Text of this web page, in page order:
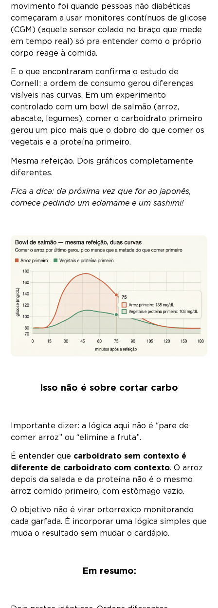
movimento foi quando pessoas não diabéticas
começaram a usar monitores contínuos de glicose
(CGM) (aquele sensor colado no braço que mede
em tempo real) só pra entender como o próprio
corpo reage à comida.
E o que encontraram confirma o estudo de
Cornell: a ordem de consumo gerou diferenças
visíveis nas curvas. Em um experimento
controlado com um bowl de salmão (arroz,
abacate, legumes), comer o carboidrato primeiro
gerou um pico mais que o dobro do que comer os
vegetais e a proteína primeiro.
Mesma refeição. Dois gráficos completamente
diferentes.
Fica a dica: da próxima vez que for ao japonês,
comece pedindo um edamame e um sashimi!
Isso não é sobre cortar carbo
Importante dizer: a lógica aqui não é “pare de
comer arroz” ou “elimine a fruta”.
É entender que carboidrato sem contexto é
diferente de carboidrato com contexto. O arroz
depois da salada e da proteína não é o mesmo
arroz comido primeiro, com estômago vazio.
O objetivo não é virar ortorrexico monitorando
cada garfada. É incorporar uma lógica simples que
muda o resultado sem mudar o cardápio.
Em resumo: